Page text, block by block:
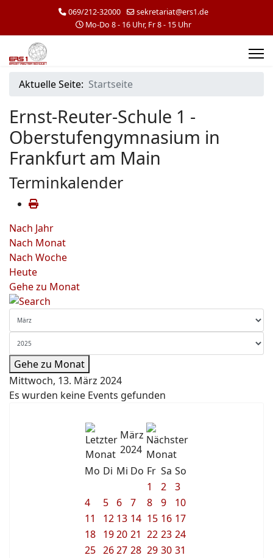
069/212-32000
sekretariat@ers1.de
Mo-Do 8 - 16 Uhr, Fr 8 - 15 Uhr
Aktuelle Seite: Startseite
Ernst-Reuter-Schule 1 -
Oberstufengymnasium in
Frankfurt am Main
Terminkalender
Nach Jahr
Nach Monat
Nach Woche
Heute
Gehe zu Monat
Gehe zu Monat
Mittwoch, 13. März 2024
Es wurden keine Events gefunden
März
2024
Mo Di Mi Do Fr Sa So
1
2
3
4
5 6 7 8 9
10
11
12 13 14 15 16 17
18
19 20 21 22 23 24
25 26 27 28 29 30 31